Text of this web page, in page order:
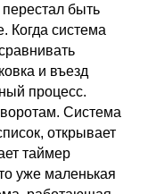
быть
Когда система
и въезд
процесс.
Система
открывает
таймер
уже маленькая